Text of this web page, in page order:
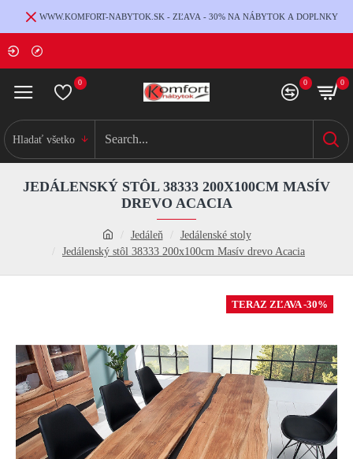
WWW.KOMFORT-NABYTOK.SK - ZĽAVA - 30% NA NÁBYTOK A DOPLNKY
0 0 0
Hladať všetko
Jedáleň
Jedálenské stoly
Jedálenský stôl 38333 200x100cm Masív drevo Acacia
JEDÁLENSKÝ STÔL 38333 200X100CM MASÍV
DREVO ACACIA
TERAZ ZĽAVA -30%